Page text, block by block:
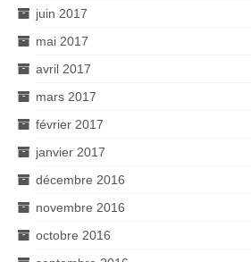
juin 2017
mai 2017
avril 2017
mars 2017
février 2017
janvier 2017
décembre 2016
novembre 2016
octobre 2016